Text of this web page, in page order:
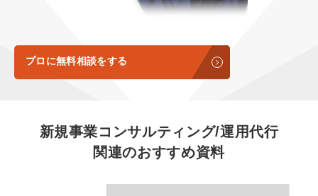
認定パートナー
プロに無料相談をする
新規事業コンサルティング/運用代行
関連のおすすめ資料